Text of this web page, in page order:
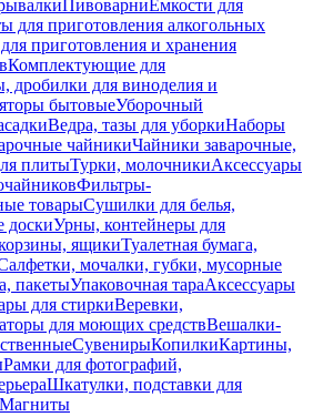
ПивоварниЕмкости для
для приготовления алкогольных
приготовления и хранения
Комплектующие для
дробилки для виноделия и
бытовыеУборочный
Ведра, тазы для уборкиНаборы
чайникиЧайники заварочные,
плитыТурки, молочникиАксессуары
Фильтры-
товарыСушилки для белья,
доскиУрны, контейнеры для
ящикиТуалетная бумага,
мочалки, губки, мусорные
пакетыУпаковочная тараАксессуары
для стиркиВеревки,
для моющих средствВешалки-
СувенирыКопилкиКартины,
Рамки для фотографий,
Шкатулки, подставки для
Магниты